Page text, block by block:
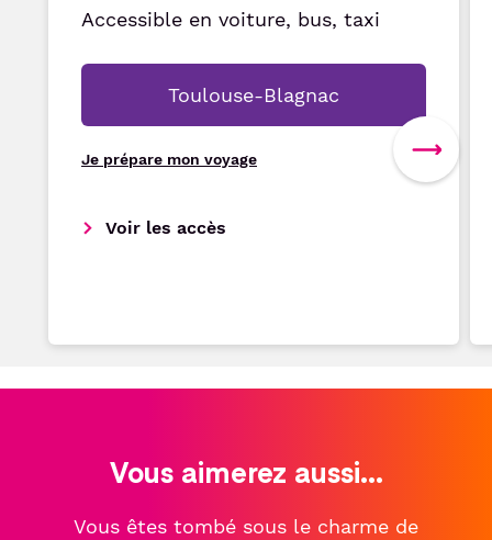
Accessible en voiture, bus, taxi
Toulouse-Blagnac
Je prépare mon voyage
Voir les accès
Vous aimerez aussi...
Vous êtes tombé sous le charme de